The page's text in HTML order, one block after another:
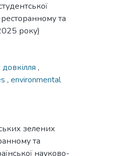
та
року)
,
, environmental
зелених
та
науково-